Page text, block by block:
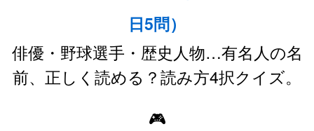
日5問）
俳優・野球選手・歴史人物…有名人の名
前、正しく読める？読み方4択クイズ。
🎮